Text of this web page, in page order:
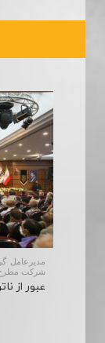
مدیرعامل
شرکت مطرح
عبور از